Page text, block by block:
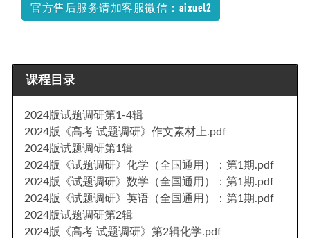
官方售后服务请加客服微信：aixuel2
课程目录
2024版试题调研第1-4辑
2024版《高考 试题调研》作文素材上.pdf
2024版试题调研第1辑
2024版《试题调研》化学（全国通用）：第1期.pdf
2024版《试题调研》数学（全国通用）：第1期.pdf
2024版《试题调研》英语（全国通用）：第1期.pdf
2024版试题调研第2辑
2024版《高考 试题调研》第2辑化学.pdf